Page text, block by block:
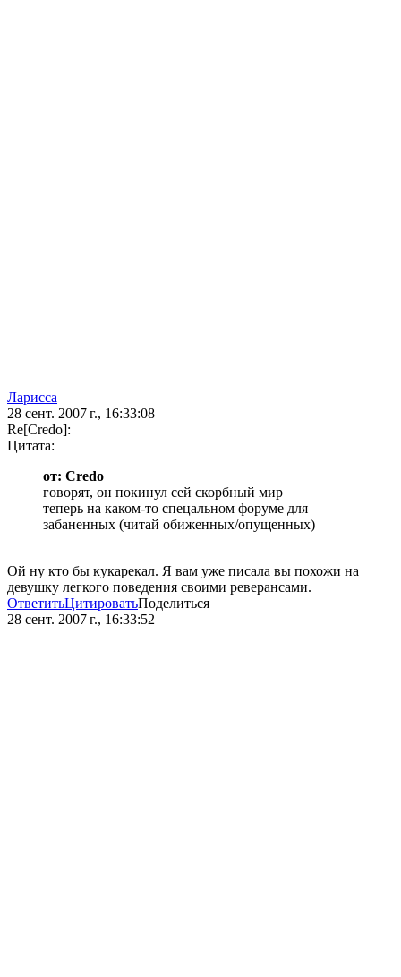
Ларисса
28 сент. 2007 г., 16:33:08
Re[Credo]:
Цитата:
от: Credo
говорят, он покинул сей скорбный мир
теперь на каком-то спецальном форуме для
забаненных (читай обиженных/опущенных)
Ой ну кто бы кукарекал. Я вам уже писала вы похожи на
девушку легкого поведения своими реверансами.
ОтветитьЦитироватьПоделиться
28 сент. 2007 г., 16:33:52